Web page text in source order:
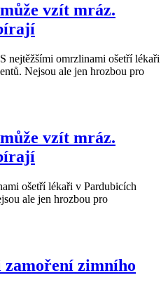
vzít mráz.
nejtěžšími omrzlinami ošetří lékaři
Nejsou ale jen hrozbou pro
vzít mráz.
ošetří lékaři v Pardubicích
ale jen hrozbou pro
zimního